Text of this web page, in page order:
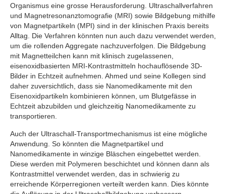
Organismus eine grosse Herausforderung. Ultraschallverfahren
und Magnetresonanztomografie (MRI) sowie Bildgebung mithilfe
von Magnetpartikeln (MPI) sind in der klinischen Praxis bereits
Alltag. Die Verfahren könnten nun auch dazu verwendet werden,
um die rollenden Aggregate nachzuverfolgen. Die Bildgebung
mit Magnetteilchen kann mit klinisch zugelassenen,
eisenoxidbasierten MRI-Kontrastmitteln hochauflösende 3D-
Bilder in Echtzeit aufnehmen. Ahmed und seine Kollegen sind
daher zuversichtlich, dass sie Nanomedikamente mit den
Eisenoxidpartikeln kombinieren können, um Blutgefässe in
Echtzeit abzubilden und gleichzeitig Nanomedikamente zu
transportieren.
Auch der Ultraschall-Transportmechanismus ist eine mögliche
Anwendung. So könnten die Magnetpartikel und
Nanomedikamente in winzige Bläschen eingebettet werden.
Diese werden mit Polymeren beschichtet und können dann als
Kontrastmittel verwendet werden, das in schwierig zu
erreichende Körperregionen verteilt werden kann. Dies könnte